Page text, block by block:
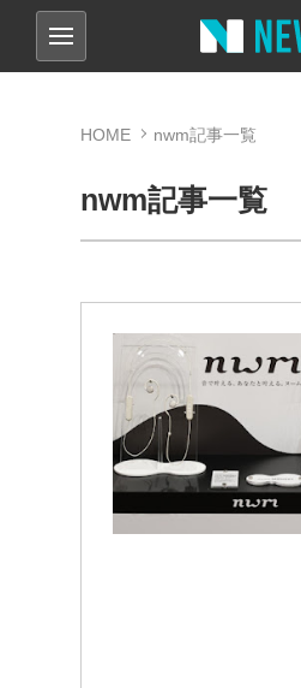
HOME nwm記事一覧
nwm記事一覧